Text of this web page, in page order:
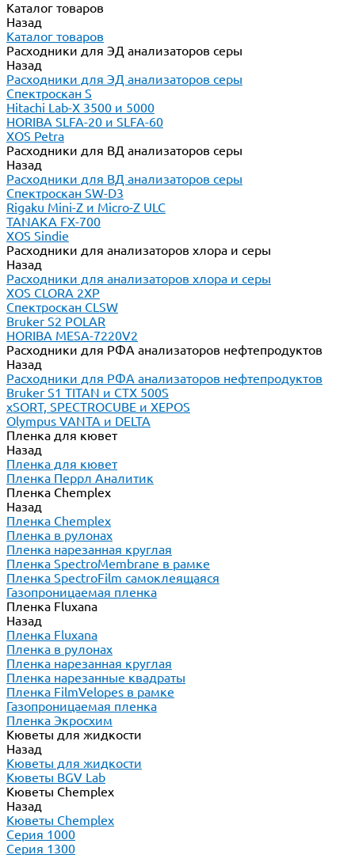
Каталог товаров
Назад
Каталог товаров
Расходники для ЭД анализаторов серы
Назад
Расходники для ЭД анализаторов серы
Спектроскан S
Hitachi Lab-X 3500 и 5000
HORIBA SLFA-20 и SLFA-60
XOS Petra
Расходники для ВД анализаторов серы
Назад
Расходники для ВД анализаторов серы
Спектроскан SW-D3
Rigaku Mini-Z и Micro-Z ULC
TANAKA FX-700
XOS Sindie
Расходники для анализаторов хлора и серы
Назад
Расходники для анализаторов хлора и серы
XOS CLORA 2XP
Спектроскан CLSW
Bruker S2 POLAR
HORIBA MESA-7220V2
Расходники для РФА анализаторов нефтепродуктов
Назад
Расходники для РФА анализаторов нефтепродуктов
Bruker S1 TITAN и CTX 500S
xSORT, SPECTROCUBE и XEPOS
Olympus VANTA и DELTA
Пленка для кювет
Назад
Пленка для кювет
Пленка Перрл Аналитик
Пленка Chemplex
Назад
Пленка Chemplex
Пленка в рулонах
Пленка нарезанная круглая
Пленка SpectroMembrane в рамке
Пленка SpectroFilm самоклеящаяся
Газопроницаемая пленка
Пленка Fluxana
Назад
Пленка Fluxana
Пленка в рулонах
Пленка нарезанная круглая
Пленка нарезанные квадраты
Пленка FilmVelopes в рамке
Газопроницаемая пленка
Пленка Экросхим
Кюветы для жидкости
Назад
Кюветы для жидкости
Кюветы BGV Lab
Кюветы Chemplex
Назад
Кюветы Chemplex
Серия 1000
Серия 1300